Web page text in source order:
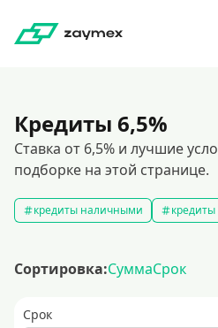
Кредиты 6,5%
Ставка от 6,5% и лучшие
подборке на этой странице.
кредиты наличными
Сортировка:СуммаСрок
Срок